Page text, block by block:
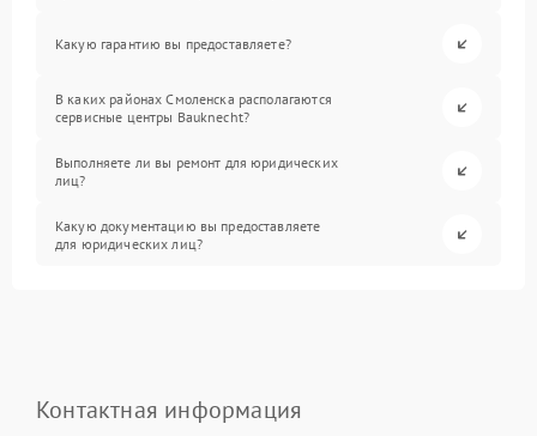
Какую гарантию вы предоставляете?
В каких районах Смоленска располагаются
сервисные центры Bauknecht?
Выполняете ли вы ремонт для юридических
лиц?
Какую документацию вы предоставляете
для юридических лиц?
Контактная информация